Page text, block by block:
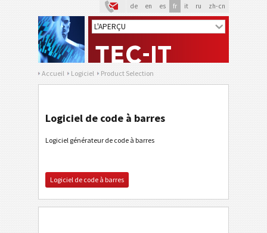
de en es fr it ru zh-cn
Accueil Logiciel Product Selection
Logiciel de code à barres
Logiciel générateur de code à barres
Logiciel de code à barres